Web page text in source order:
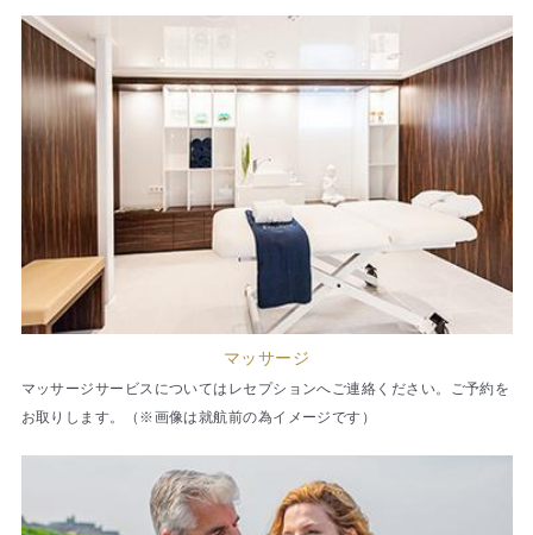
マッサージ
マッサージサービスについてはレセプションへご連絡ください。ご予約を
お取りします。（※画像は就航前の為イメージです）